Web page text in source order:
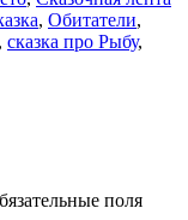
, Обитатели,
, сказка про Рыбу,
поля